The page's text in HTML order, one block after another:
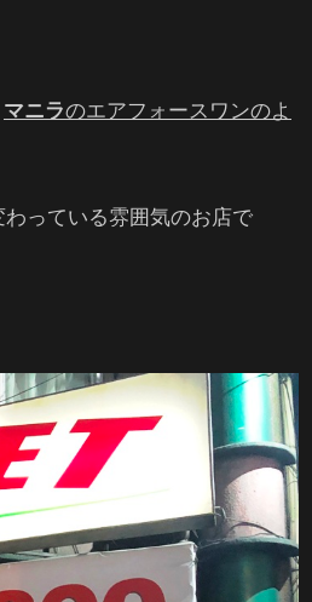
マニラのエアフォースワンのよ
っている雰囲気のお店で